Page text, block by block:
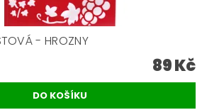
- HROZNY
89 Kč